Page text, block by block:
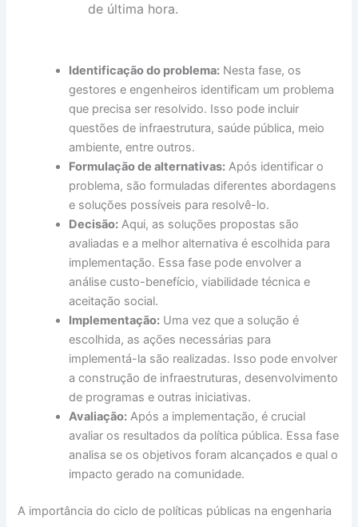
de última hora.
Identificação do problema: Nesta fase, os
gestores e engenheiros identificam um problema
que precisa ser resolvido. Isso pode incluir
questões de infraestrutura, saúde pública, meio
ambiente, entre outros.
Formulação de alternativas: Após identificar o
problema, são formuladas diferentes abordagens
e soluções possíveis para resolvê-lo.
Decisão: Aqui, as soluções propostas são
avaliadas e a melhor alternativa é escolhida para
implementação. Essa fase pode envolver a
análise custo-benefício, viabilidade técnica e
aceitação social.
Implementação: Uma vez que a solução é
escolhida, as ações necessárias para
implementá-la são realizadas. Isso pode envolver
a construção de infraestruturas, desenvolvimento
de programas e outras iniciativas.
Avaliação: Após a implementação, é crucial
avaliar os resultados da política pública. Essa fase
analisa se os objetivos foram alcançados e qual o
impacto gerado na comunidade.
A importância do ciclo de políticas públicas na engenharia